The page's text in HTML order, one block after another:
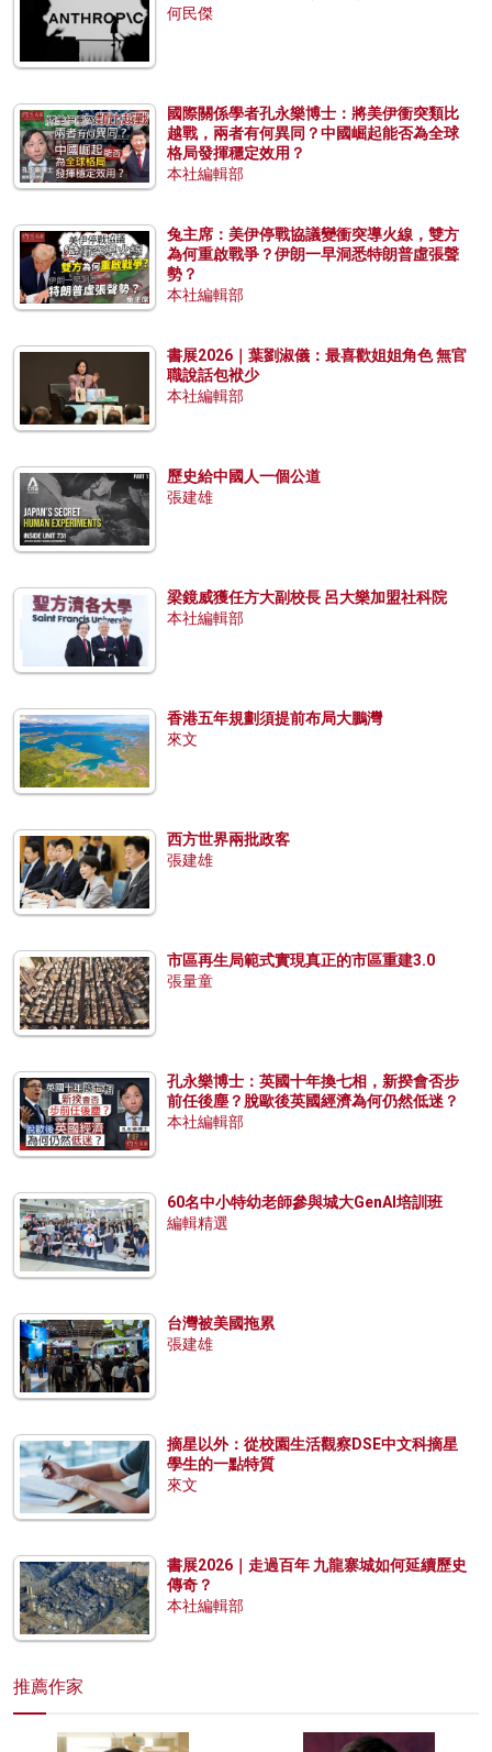
何民傑
國際關係學者孔永樂博士：將美伊衝突類比
越戰，兩者有何異同？中國崛起能否為全球
格局發揮穩定效用？
本社編輯部
兔主席：美伊停戰協議變衝突導火線，雙方
為何重啟戰爭？伊朗一早洞悉特朗普虛張聲
勢？
本社編輯部
書展2026｜葉劉淑儀：最喜歡姐姐角色 無官
職說話包袱少
本社編輯部
歷史給中國人一個公道
張建雄
梁鏡威獲任方大副校長 呂大樂加盟社科院
本社編輯部
香港五年規劃須提前布局大鵬灣
來文
西方世界兩批政客
張建雄
市區再生局範式實現真正的市區重建3.0
張量童
孔永樂博士：英國十年換七相，新揆會否步
前任後塵？脫歐後英國經濟為何仍然低迷？
本社編輯部
60名中小特幼老師參與城大GenAI培訓班
編輯精選
台灣被美國拖累
張建雄
摘星以外：從校園生活觀察DSE中文科摘星
學生的一點特質
來文
書展2026｜走過百年 九龍寨城如何延續歷史
傳奇？
本社編輯部
推薦作家